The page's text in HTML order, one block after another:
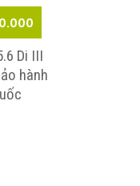
Di III
hành